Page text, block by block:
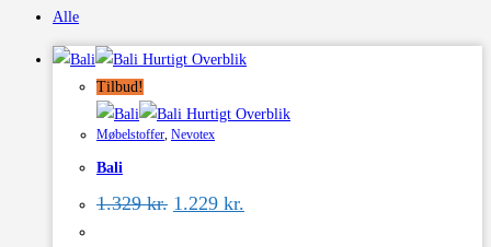
Alle
Hurtigt Overblik
Tilbud!
Hurtigt Overblik
Møbelstoffer, Nevotex
Bali
1.329kr. Den
1.229 kr.